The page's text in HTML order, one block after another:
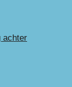
achter